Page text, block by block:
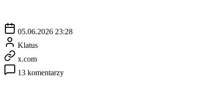
05.06.2026 23:28
Klatus
x.com
13 komentarzy